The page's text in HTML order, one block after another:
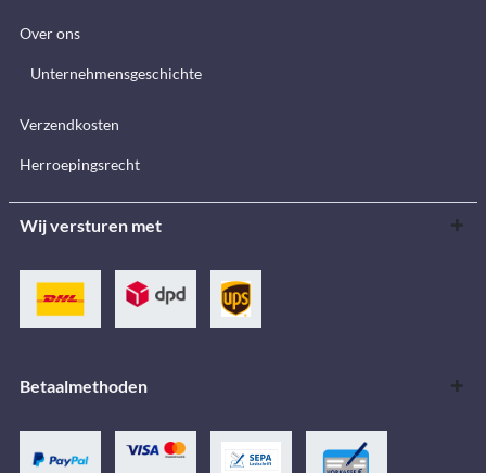
Over ons
Unternehmensgeschichte
Verzendkosten
Herroepingsrecht
Wij versturen met
Betaalmethoden